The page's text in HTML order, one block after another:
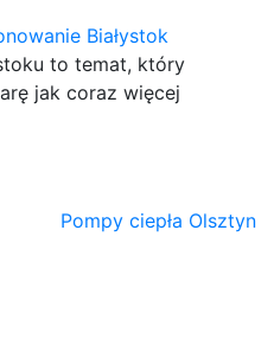
Białystok
to temat, który
jak coraz więcej
Pompy ciepła Olsztyn